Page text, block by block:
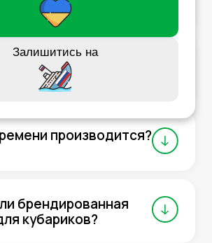
кубарики с
производится?
брендированная
кубариков?
Залишитись на